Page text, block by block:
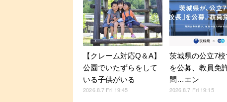
【クレーム対応Q＆A】
公園でいたずらをして
いる子供がいる
2026.8.7 Fri 19:45
茨城県の公立7
を公募、教員免
問…エン
2026.8.7 Fri 19:15